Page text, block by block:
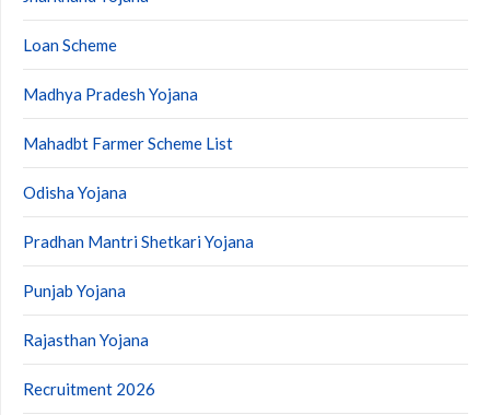
Loan Scheme
Madhya Pradesh Yojana
Mahadbt Farmer Scheme List
Odisha Yojana
Pradhan Mantri Shetkari Yojana
Punjab Yojana
Rajasthan Yojana
Recruitment 2026